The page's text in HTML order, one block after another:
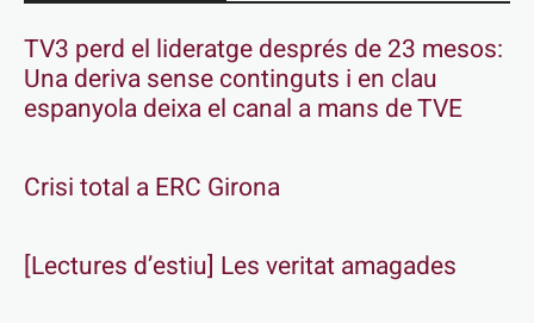
TV3 perd el lideratge després de 23 mesos:
Una deriva sense continguts i en clau
espanyola deixa el canal a mans de TVE
Crisi total a ERC Girona
[Lectures d’estiu] Les veritat amagades